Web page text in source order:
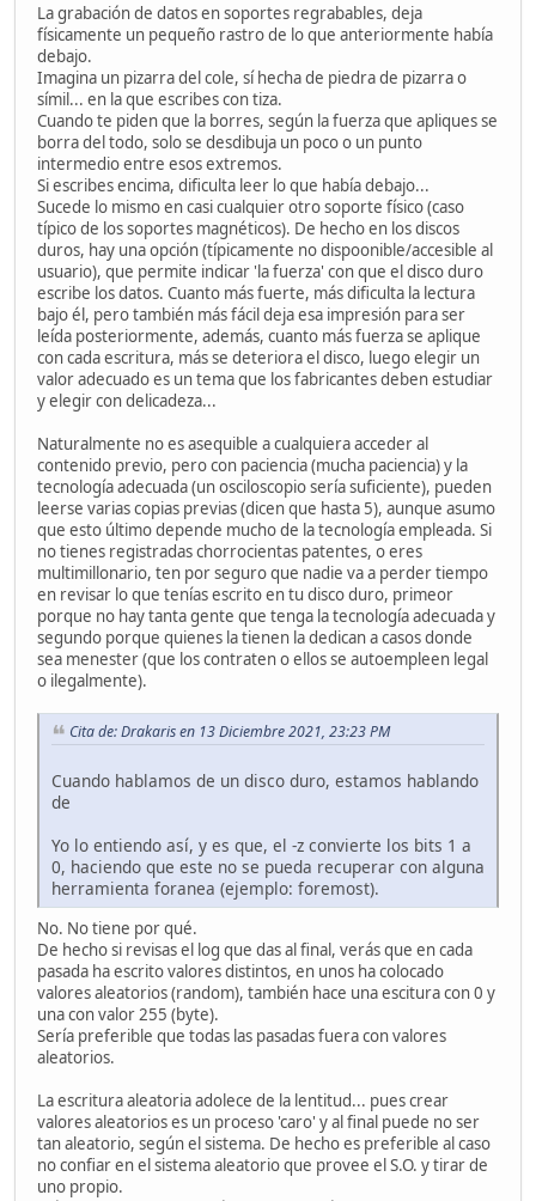
La grabación de datos en soportes regrabables, deja
físicamente un pequeño rastro de lo que anteriormente había
debajo.
Imagina un pizarra del cole, sí hecha de piedra de pizarra o
símil... en la que escribes con tiza.
Cuando te piden que la borres, según la fuerza que apliques se
borra del todo, solo se desdibuja un poco o un punto
intermedio entre esos extremos.
Si escribes encima, dificulta leer lo que había debajo...
Sucede lo mismo en casi cualquier otro soporte físico (caso
típico de los soportes magnéticos). De hecho en los discos
duros, hay una opción (típicamente no dispoonible/accesible al
usuario), que permite indicar 'la fuerza' con que el disco duro
escribe los datos. Cuanto más fuerte, más dificulta la lectura
bajo él, pero también más fácil deja esa impresión para ser
leída posteriormente, además, cuanto más fuerza se aplique
con cada escritura, más se deteriora el disco, luego elegir un
valor adecuado es un tema que los fabricantes deben estudiar
y elegir con delicadeza...
Naturalmente no es asequible a cualquiera acceder al
contenido previo, pero con paciencia (mucha paciencia) y la
tecnología adecuada (un osciloscopio sería suficiente), pueden
leerse varias copias previas (dicen que hasta 5), aunque asumo
que esto último depende mucho de la tecnología empleada. Si
no tienes registradas chorrocientas patentes, o eres
multimillonario, ten por seguro que nadie va a perder tiempo
en revisar lo que tenías escrito en tu disco duro, primeor
porque no hay tanta gente que tenga la tecnología adecuada y
segundo porque quienes la tienen la dedican a casos donde
sea menester (que los contraten o ellos se autoempleen legal
o ilegalmente).
Cita de: Drakaris en 13 Diciembre 2021, 23:23 PM
Cuando hablamos de un disco duro, estamos hablando
de
Yo lo entiendo así, y es que, el -z convierte los bits 1 a
0, haciendo que este no se pueda recuperar con alguna
herramienta foranea (ejemplo: foremost).
No. No tiene por qué.
De hecho si revisas el log que das al final, verás que en cada
pasada ha escrito valores distintos, en unos ha colocado
valores aleatorios (random), también hace una escitura con 0 y
una con valor 255 (byte).
Sería preferible que todas las pasadas fuera con valores
aleatorios.
La escritura aleatoria adolece de la lentitud... pues crear
valores aleatorios es un proceso 'caro' y al final puede no ser
tan aleatorio, según el sistema. De hecho es preferible al caso
no confiar en el sistema aleatorio que provee el S.O. y tirar de
uno propio.